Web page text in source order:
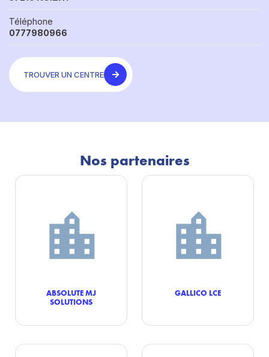
Téléphone
0777980966
TROUVER UN CENTRE
Nos partenaires
ABSOLUTE MJ
SOLUTIONS
GALLICO LCE